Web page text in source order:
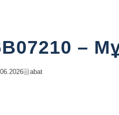
–
Abat